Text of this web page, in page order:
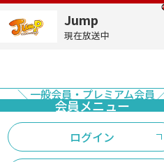
Jump
現在放送中
ログイン